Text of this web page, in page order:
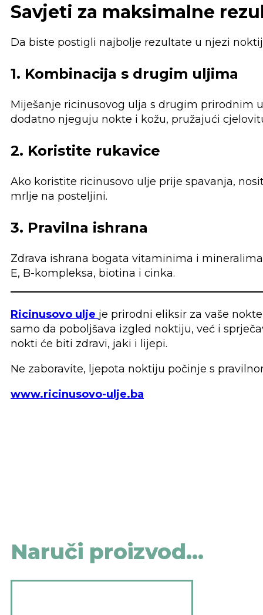
Savjeti za maksimalne
Da biste postigli najbolje rezultate u njezi
1. Kombinacija s drugim uljima
Miješanje ricinusovog ulja s drugim prirodnim
dodatno njeguju nokte i kožu, pružajući
2. Koristite rukavice
Ako koristite ricinusovo ulje prije spavanja,
mrlje na posteljini.
3. Pravilna ishrana
Zdrava ishrana bogata vitaminima i
E, B-kompleksa, biotina i cinka.
Ricinusovo ulje je prirodni eliksir za vaše
samo da poboljšava izgled noktiju, već i
nokti će biti zdravi, jaki i lijepi.
Ne zaboravite, ljepota noktiju počinje s
www.ricinusovo-ulje.ba
Naruči proizvod...